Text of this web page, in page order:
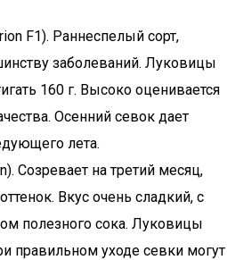
F1). Раннеспелый сорт,
заболеваний. Луковицы
160 г. Высоко оценивается
Осенний севок дает
лета.
Созревает на третий месяц,
Вкус очень сладкий, с
полезного сока. Луковицы
правильном уходе севки могут